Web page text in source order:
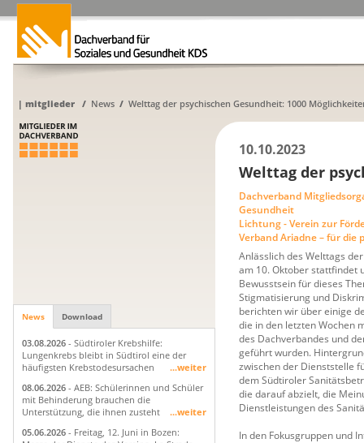
| mitglieder/ News/ Welttag der psychischen Gesundheit: 1000
News Download
03.08.2026 - Südtiroler Krebshilfe:
Lungenkrebs bleibt in Südtirol eine der
häufigsten Krebstodesursachen
...weiter
08.06.2026 - AEB: Schülerinnen und Schüler
mit Behinderung brauchen die
Unterstützung, die ihnen zusteht
...weiter
05.06.2026 - Freitag, 12. Juni in Bozen:
10.10.2023
Welttag der
Dachverband
Gesundheit
Lichtung - Verein zur
Verband Ariadne – für die
Anlässlich des Welttags
am 10. Oktober stattfindet
Bewusstsein für dieses
Stigmatisierung und
berichten wir über einige
die in den letzten Wochen
des Dachverbandes und
geführt wurden.
zwischen der Dienststelle
dem Südtiroler
die darauf abzielt, die
Dienstleistungen des
In den Fokusgruppen und